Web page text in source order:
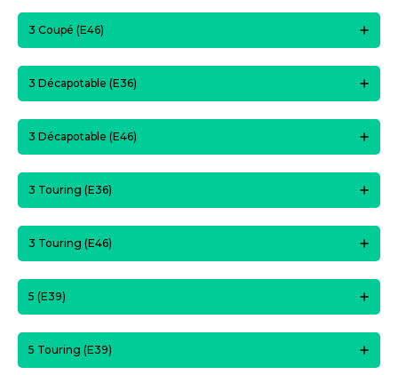
3 Coupé (E46)
3 Décapotable (E36)
3 Décapotable (E46)
3 Touring (E36)
3 Touring (E46)
5 (E39)
5 Touring (E39)